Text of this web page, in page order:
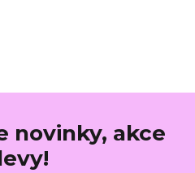
novinky, akce